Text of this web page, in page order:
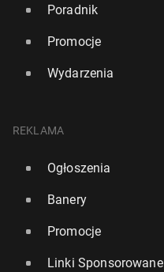
Poradnik
Promocje
Wydarzenia
REKLAMA
Ogłoszenia
Banery
Promocje
Linki Sponsorowane